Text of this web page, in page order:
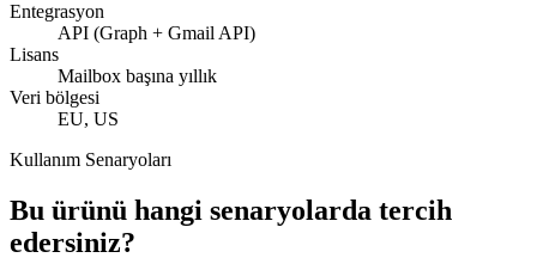
Entegrasyon
API (Graph + Gmail API)
Lisans
Mailbox başına yıllık
Veri bölgesi
EU, US
Kullanım Senaryoları
Bu ürünü hangi senaryolarda tercih
edersiniz?